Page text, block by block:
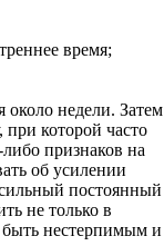
время;
около недели. Затем
при которой часто
признаков на
об усилении
постоянный
не только в
нестерпимым и